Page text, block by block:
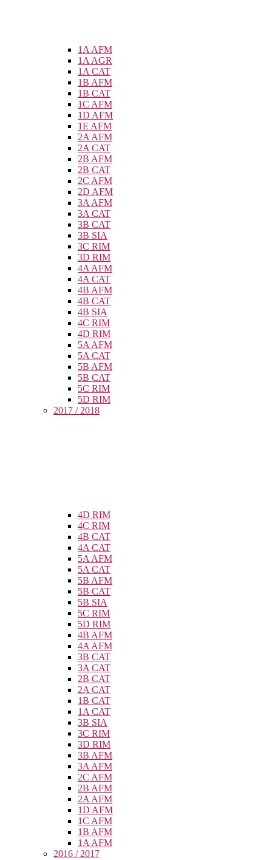
1A AFM
1A AGR
1A CAT
1B AFM
1B CAT
1C AFM
1D AFM
1E AFM
2A AFM
2A CAT
2B AFM
2B CAT
2C AFM
2D AFM
3A AFM
3A CAT
3B CAT
3B SIA
3C RIM
3D RIM
4A AFM
4A CAT
4B AFM
4B CAT
4B SIA
4C RIM
4D RIM
5A AFM
5A CAT
5B AFM
5B CAT
5C RIM
5D RIM
2017 / 2018
4D RIM
4C RIM
4B CAT
4A CAT
5A AFM
5A CAT
5B AFM
5B CAT
5B SIA
5C RIM
5D RIM
4B AFM
4A AFM
3B CAT
3A CAT
2B CAT
2A CAT
1B CAT
1A CAT
3B SIA
3C RIM
3D RIM
3B AFM
3A AFM
2C AFM
2B AFM
2A AFM
1D AFM
1C AFM
1B AFM
1A AFM
2016 / 2017